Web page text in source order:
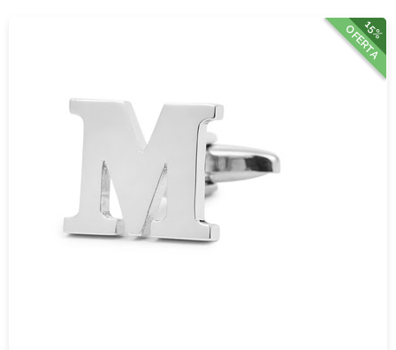
15%
OFERTA